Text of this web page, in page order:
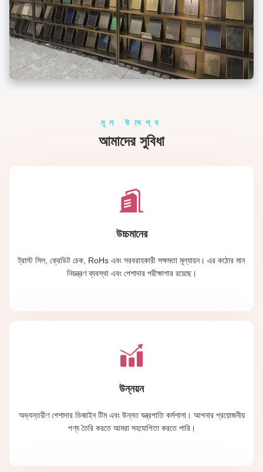
মূল উদ্দেশ্য
আমাদের সুবিধা
উচ্চমানের
ট্রাস্ট সিল, ক্রেডিট চেক, RoHs এবং সরবরাহকারী সক্ষমতা মূল্যায়ন। এর কঠোর মান
নিয়ন্ত্রণ ব্যবস্থা এবং পেশাদার পরীক্ষাগার রয়েছে।
উন্নয়ন
অভ্যন্তরীণ পেশাদার ডিজাইন টিম এবং উন্নত যন্ত্রপাতি কর্মশালা। আপনার প্রয়োজনীয়
পণ্য তৈরি করতে আমরা সহযোগিতা করতে পারি।